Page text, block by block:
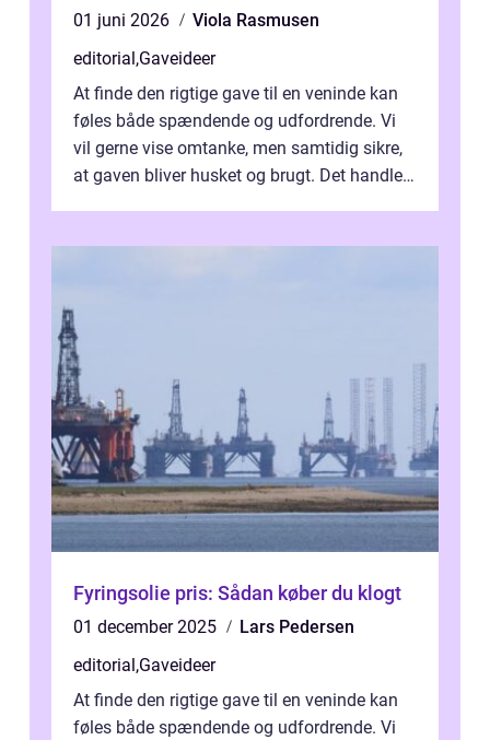
01 juni 2026
Viola Rasmusen
editorial ,Gaveideer
At finde den rigtige gave til en veninde kan
føles både spændende og udfordrende. Vi
vil gerne vise omtanke, men samtidig sikre,
at gaven bliver husket og brugt. Det handler
Fyringsolie pris: Sådan køber du klogt
01 december 2025
Lars Pedersen
editorial ,Gaveideer
At finde den rigtige gave til en veninde kan
føles både spændende og udfordrende. Vi